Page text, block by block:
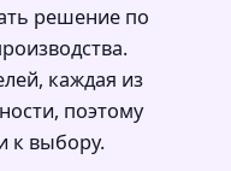
решение по
каждая из
поэтому
к выбору.